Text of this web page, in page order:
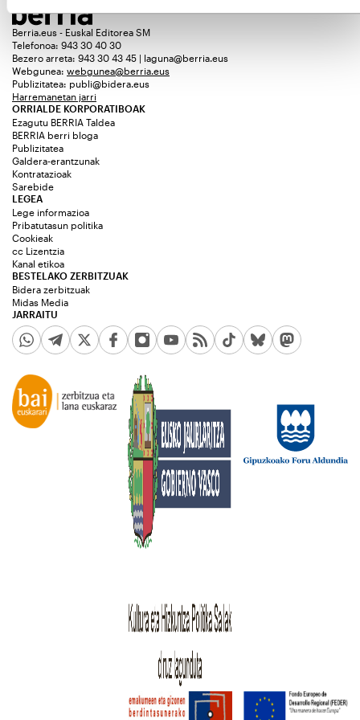
Berria.eus - Euskal Editorea SM
Telefonoa: 943 30 40 30
Bezero arreta: 943 30 43 45 | laguna@berria.eus
Webgunea: webgunea@berria.eus
Publizitatea: publi@bidera.eus
Harremanetan jarri
ORRIALDE KORPORATIBOAK
Ezagutu BERRIA Taldea
BERRIA berri bloga
Publizitatea
Galdera-erantzunak
Kontratazioak
Sarebide
JARRAITU
LEGEA
Lege informazioa
Pribatutasun politika
Cookieak
cc Lizentzia
Kanal etikoa
BESTELAKO ZERBITZUAK
Bidera zerbitzuak
Midas Media